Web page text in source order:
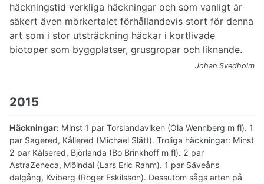
häckningstid verkliga häckningar och som vanligt är
säkert även mörkertalet förhållandevis stort för denna
art som i stor utsträckning häckar i kortlivade
biotoper som byggplatser, grusgropar och liknande.
Johan Svedholm
2015
Häckningar: Minst 1 par Torslandaviken (Ola Wennberg m fl). 1
par Sagered, Kållered (Michael Slätt). Troliga häckningar: Minst
2 par Kålsered, Björlanda (Bo Brinkhoff m fl). 2 par
AstraZeneca, Mölndal (Lars Eric Rahm). 1 par Säveåns
dalgång, Kviberg (Roger Eskilsson). Dessutom sågs arten på